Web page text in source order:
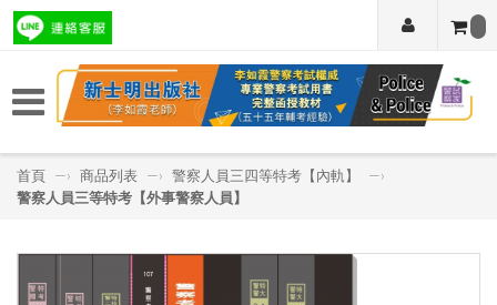
首頁 —› 商品列表 —› 警察人員三四等特考【內軌】
—›
警察人員三等特考【外事警察人員】